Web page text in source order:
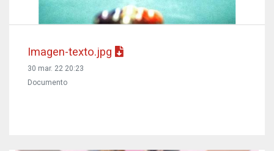
Imagen-texto.jpg
30 mar. 22 20:23
Documento